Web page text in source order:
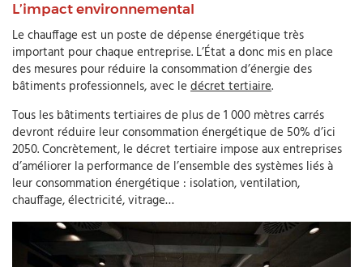
L’impact environnemental
Le chauffage est un poste de dépense énergétique très
important pour chaque entreprise. L’État a donc mis en place
des mesures pour réduire la consommation d’énergie des
bâtiments professionnels, avec le décret tertiaire.
Tous les bâtiments tertiaires de plus de 1 000 mètres carrés
devront réduire leur consommation énergétique de 50% d’ici
2050. Concrètement, le décret tertiaire impose aux entreprises
d’améliorer la performance de l’ensemble des systèmes liés à
leur consommation énergétique : isolation, ventilation,
chauffage, électricité, vitrage…